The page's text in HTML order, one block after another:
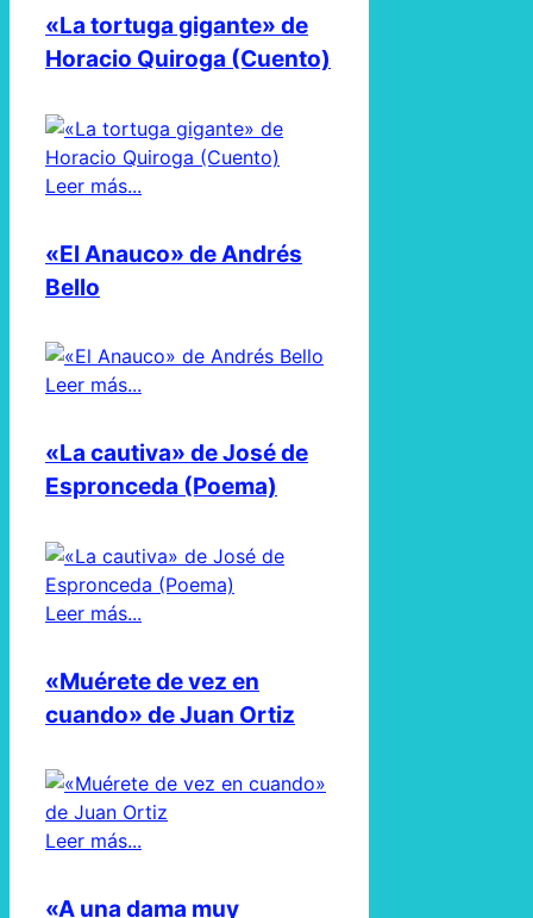
«La tortuga gigante» de
Horacio Quiroga (Cuento)
Leer más...
«El Anauco» de Andrés
Bello
Leer más...
«La cautiva» de José de
Espronceda (Poema)
Leer más...
«Muérete de vez en
cuando» de Juan Ortiz
Leer más...
«A una dama muy